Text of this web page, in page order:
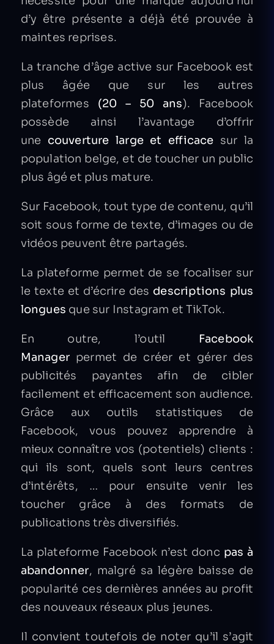
d’y être présente a déjà été prouvée à
maintes reprises.
La tranche d’âge active sur Facebook est
plus âgée que sur les autres
plateformes (20 – 50 ans). Facebook
possède ainsi l’avantage d’offrir
une couverture large et efficace sur la
population belge, et de toucher un public
plus âgé et plus mature.
Sur Facebook, tout type de contenu, qu’il
soit sous forme de texte, d’images ou de
vidéos peuvent être partagés.
La plateforme permet de se focaliser sur
le texte et d’écrire des descriptions plus
longues que sur Instagram et TikTok.
En outre, l’outil
Facebook
Manager permet de créer et gérer des
publicités payantes afin de cibler
facilement et efficacement son audience.
Grâce aux outils statistiques de
Facebook, vous pouvez apprendre à
mieux connaître vos (potentiels) clients :
qui ils sont, quels sont leurs centres
d’intérêts, … pour ensuite venir les
toucher grâce à des formats de
publications très diversifiés.
La plateforme Facebook n’est donc pas à
abandonner, malgré sa légère baisse de
popularité ces dernières années au profit
des nouveaux réseaux plus jeunes.
Il convient toutefois de noter qu’il s’agit